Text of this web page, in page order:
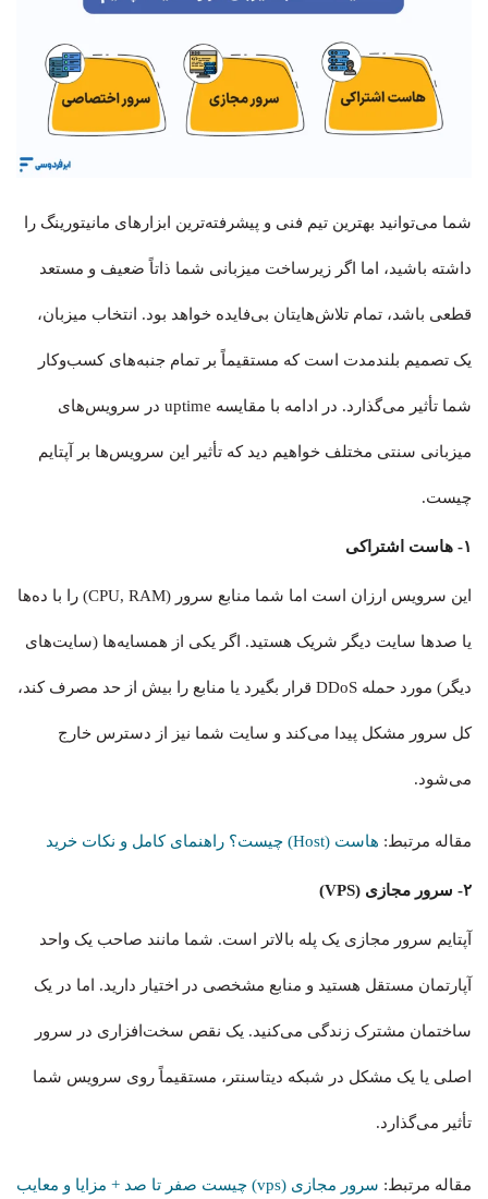
شما می‌توانید بهترین تیم فنی و پیشرفته‌ترین ابزارهای مانیتورینگ را
داشته باشید، اما اگر زیرساخت میزبانی شما ذاتاً ضعیف و مستعد
قطعی باشد، تمام تلاش‌هایتان بی‌فایده خواهد بود. انتخاب میزبان،
یک تصمیم بلندمدت است که مستقیماً بر تمام جنبه‌های کسب‌وکار
شما تأثیر می‌گذارد. در ادامه با مقایسه uptime در سرویس‌های
میزبانی سنتی مختلف خواهیم دید که تأثیر این سرویس‌ها بر آپتایم
چیست.
۱- هاست اشتراکی
این سرویس ارزان است اما شما منابع سرور (CPU, RAM) را با ده‌ها
یا صدها سایت دیگر شریک هستید. اگر یکی از همسایه‌ها (سایت‌های
دیگر) مورد حمله DDoS قرار بگیرد یا منابع را بیش از حد مصرف کند،
کل سرور مشکل پیدا می‌کند و سایت شما نیز از دسترس خارج
می‌شود.
مقاله مرتبط:‌ هاست (Host) چیست؟ راهنمای کامل و نکات خرید
۲- سرور مجازی (VPS)
آپتایم سرور مجازی یک پله بالاتر است. شما مانند صاحب یک واحد
آپارتمان مستقل هستید و منابع مشخصی در اختیار دارید. اما در یک
ساختمان مشترک زندگی می‌کنید. یک نقص سخت‌افزاری در سرور
اصلی یا یک مشکل در شبکه دیتاسنتر، مستقیماً روی سرویس شما
تأثیر می‌گذارد.
مقاله مرتبط: سرور مجازی (vps) چیست صفر تا صد + مزایا و معایب